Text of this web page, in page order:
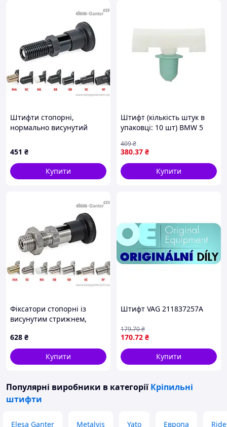
Штифти стопорні,
нормально висунутий
наконечники GN 81700-5-
8-C-SF-ST
451 ₴
Купити
Штифт (кількість штук в
упаковці: 10 шт) BMW 5
10.94-06.10 ROMIX ROM
C10019
380.37 ₴
409₴
Купити
Фіксатори стопорні із
висунутим стрижнем,
завдання GN 81700-5-8-CK-
SB-NI
628 ₴
Купити
Штифт VAG 211837257A
170.72 ₴
179.70₴
Купити
Популярні виробники в категорії Кріпильні
штифти
Elesa Ganter Metalvis Yato Европа